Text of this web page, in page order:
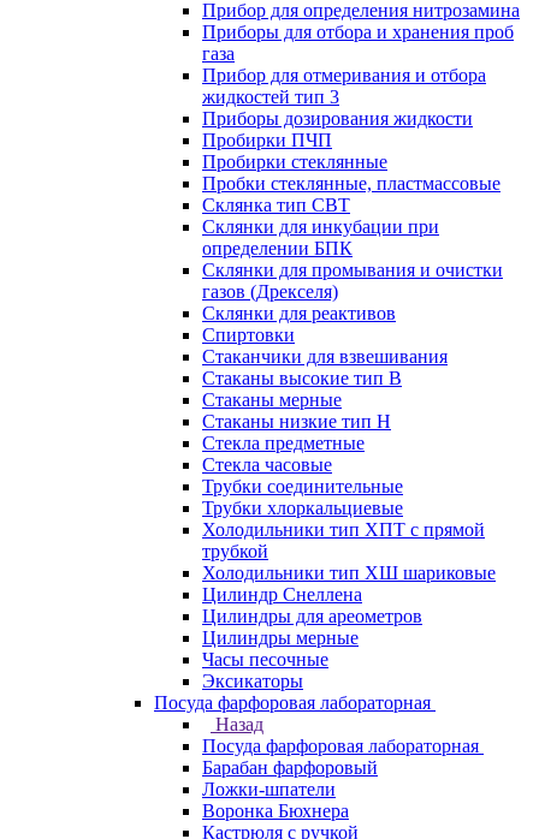
Прибор для определения нитрозамина
Приборы для отбора и хранения проб
газа
Прибор для отмеривания и отбора
жидкостей тип 3
Приборы дозирования жидкости
Пробирки ПЧП
Пробирки стеклянные
Пробки стеклянные, пластмассовые
Склянка тип СВТ
Склянки для инкубации при
определении БПК
Склянки для промывания и очистки
газов (Дрекселя)
Склянки для реактивов
Спиртовки
Стаканчики для взвешивания
Стаканы высокие тип В
Стаканы мерные
Стаканы низкие тип Н
Стекла предметные
Стекла часовые
Трубки соединительные
Трубки хлоркальциевые
Холодильники тип ХПТ с прямой
трубкой
Холодильники тип ХШ шариковые
Цилиндр Снеллена
Цилиндры для ареометров
Цилиндры мерные
Часы песочные
Эксикаторы
Посуда фарфоровая лабораторная
Назад
Посуда фарфоровая лабораторная
Барабан фарфоровый
Ложки-шпатели
Воронка Бюхнера
Кастрюля с ручкой